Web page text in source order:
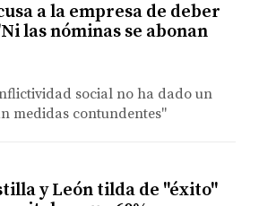
a la empresa de deber
las nóminas se abonan
social no ha dado un
medidas contundentes"
y León tilda de "éxito"